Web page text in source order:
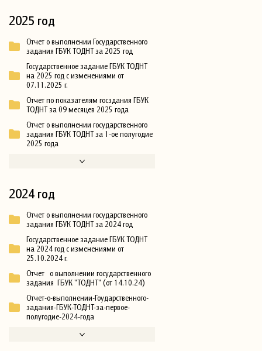
2025 год
Отчет о выполнении Государственного
задания ГБУК ТОДНТ за 2025 год
Государственное задание ГБУК ТОДНТ
на 2025 год с изменениями от
07.11.2025 г.
Отчет по показателям госздания ГБУК
ТОДНТ за 09 месяцев 2025 года
Отчет о выполнении государственного
задания ГБУК ТОДНТ за 1-ое полугодие
2025 года
2024 год
Отчет о выполнении государственного
задания ГБУК ТОДНТ за 2024 год
Государственное задание ГБУК ТОДНТ
на 2024 год с изменениями от
25.10.2024 г.
Отчет о выполнении государственного
задания ГБУК "ТОДНТ" (от 14.10.24)
Отчет-о-выполнении-Гоударственного-
задания-ГБУК-ТОДНТ-за-первое-
полугодие-2024-года